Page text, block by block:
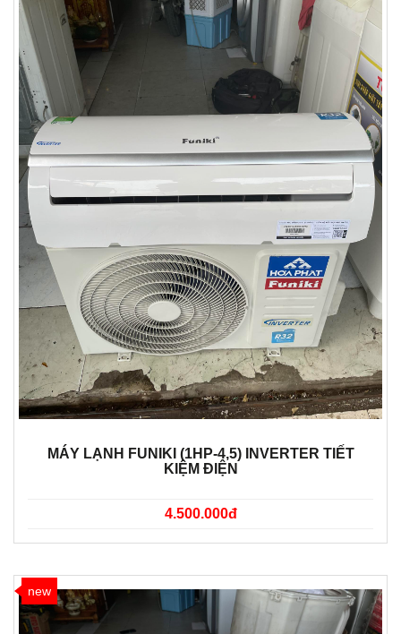
MÁY LẠNH FUNIKI (1HP-4,5) INVERTER TIẾT
KIỆM ĐIỆN
4.500.000đ
new